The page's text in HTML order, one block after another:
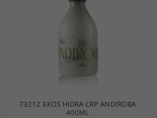
73212 EKOS HIDRA CRP ANDIROBA
400ML